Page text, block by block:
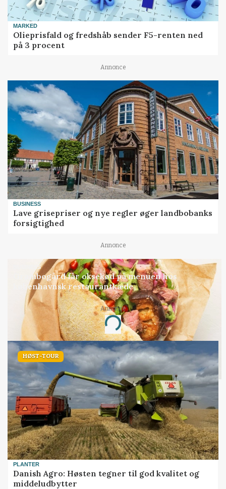
MARKED
Olieprisfald og fredshåb sender F5-renten ned
på 3 procent
Annonce
BUSINESS
Lave grisepriser og nye regler øger landbobanks
forsigtighed
Annonce
BUSINESS
Grambogård får oksekød på menuen hos
københavnsk restaurantkæde
Annonce
Loading...
HØST-TOUR
PLANTER
Danish Agro: Høsten tegner til god kvalitet og
middeludbytter